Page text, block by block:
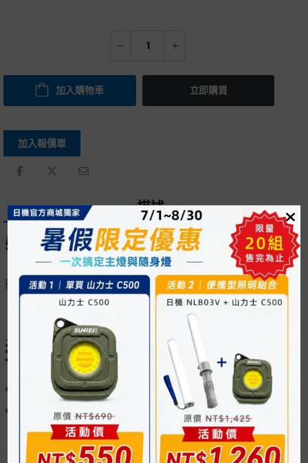
加入購物車 立即購買
加入報價單
描述
特色
磁吸底座輔助燈具可直立
適用燈具
NLB03V
NLB06V